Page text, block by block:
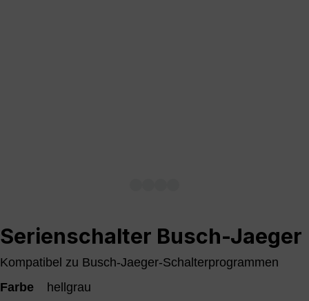
Serienschalter Busch-Jaeger
Kompatibel zu Busch-Jaeger-Schalterprogrammen
Farbe
hellgrau